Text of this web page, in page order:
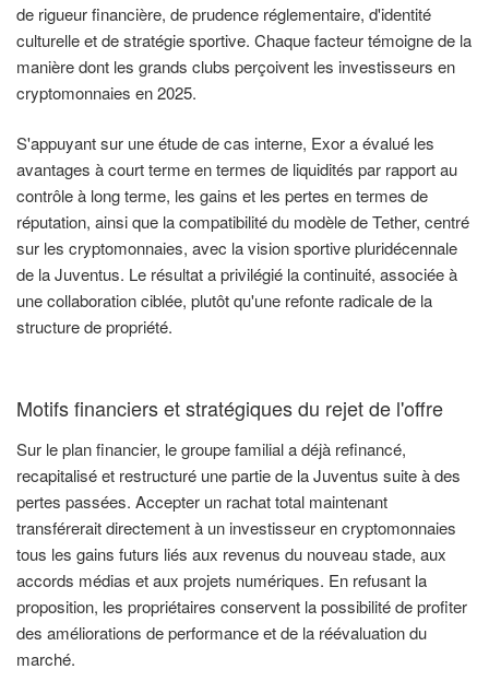
de rigueur financière, de prudence réglementaire, d'identité
culturelle et de stratégie sportive. Chaque facteur témoigne de la
manière dont les grands clubs perçoivent les investisseurs en
cryptomonnaies en 2025.
S'appuyant sur une étude de cas interne, Exor a évalué les
avantages à court terme en termes de liquidités par rapport au
contrôle à long terme, les gains et les pertes en termes de
réputation, ainsi que la compatibilité du modèle de Tether, centré
sur les cryptomonnaies, avec la vision sportive pluridécennale
de la Juventus. Le résultat a privilégié la continuité, associée à
une collaboration ciblée, plutôt qu'une refonte radicale de la
structure de propriété.
Motifs financiers et stratégiques du rejet de l'offre
Sur le plan financier, le groupe familial a déjà refinancé,
recapitalisé et restructuré une partie de la Juventus suite à des
pertes passées. Accepter un rachat total maintenant
transférerait directement à un investisseur en cryptomonnaies
tous les gains futurs liés aux revenus du nouveau stade, aux
accords médias et aux projets numériques. En refusant la
proposition, les propriétaires conservent la possibilité de profiter
des améliorations de performance et de la réévaluation du
marché.